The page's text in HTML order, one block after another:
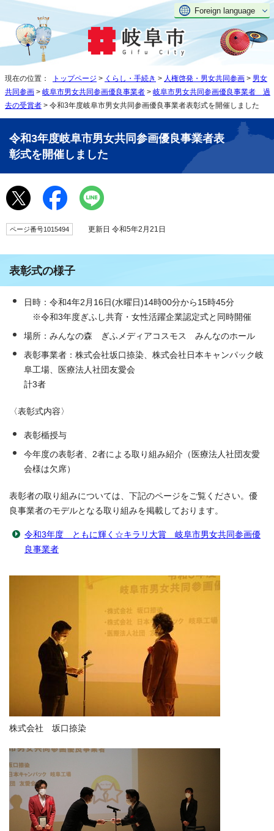
Foreign language
現在の位置： トップページ > くらし・手続き > 人権啓発・男女共同参画 > 男女
共同参画 > 岐阜市男女共同参画優良事業者 > 岐阜市男女共同参画優良事業者 過
去の受賞者 > 令和3年度岐阜市男女共同参画優良事業者表彰式を開催しました
令和3年度岐阜市男女共同参画優良事業者表
彰式を開催しました
ページ番号1015494 更新日 令和5年2月21日
表彰式の様子
日時：令和4年2月16日(水曜日)14時00分から15時45分
※令和3年度ぎふし共育・女性活躍企業認定式と同時開催
場所：みんなの森 ぎふメディアコスモス みんなのホール
表彰事業者：株式会社坂口捺染、株式会社日本キャンパック岐
阜工場、医療法人社団友愛会
計3者
〈表彰式内容〉
表彰楯授与
今年度の表彰者、2者による取り組み紹介（医療法人社団友愛
会様は欠席）
表彰者の取り組みについては、下記のページをご覧ください。優
良事業者のモデルとなる取り組みを掲載しております。
令和3年度 ともに輝く☆キラリ大賞 岐阜市男女共同参画優
良事業者
株式会社 坂口捺染